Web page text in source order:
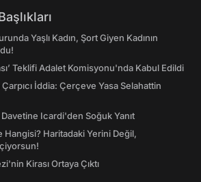
Yaşlı Kadın, Şort Giyen Kadının
Teklifi Adalet Komisyonu'nda Kabul Edildi
İddia: Çerçeve Yasa Selahattin
Icardi'den Soğuk Yanıt
Hangisi? Haritadaki Yerini Değil,
Kirası Ortaya Çıktı